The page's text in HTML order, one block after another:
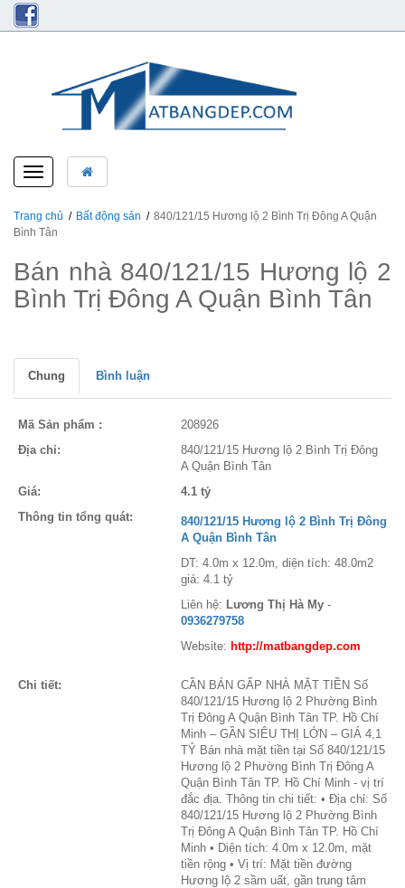
Toggle
navigation
Trang chủ Bất động sản
840/121/15 Hương lộ 2 Bình Trị Đông A Quận
Bình Tân
Bán nhà 840/121/15 Hương lộ 2
Bình Trị Đông A Quận Bình Tân
Chung Bình luận
Mã Sản phẩm :
208926
Địa chỉ:
840/121/15 Hương lộ 2 Bình Trị Đông
A Quận Bình Tân
Giá:
4.1 tỷ
Thông tin tổng quát:
840/121/15 Hương lộ 2 Bình Trị Đông
A Quận Bình Tân
DT: 4.0m x 12.0m, diện tích: 48.0m2
giá: 4.1 tỷ
Liên hệ: Lương Thị Hà My -
0936279758
Website: http://matbangdep.com
Chi tiết:
CẦN BÁN GẤP NHÀ MẶT TIỀN Số
840/121/15 Hương lộ 2 Phường Bình
Trị Đông A Quận Bình Tân TP. Hồ Chí
Minh – GẦN SIÊU THỊ LỚN – GIÁ 4,1
TỶ Bán nhà mặt tiền tại Số 840/121/15
Hương lộ 2 Phường Bình Trị Đông A
Quận Bình Tân TP. Hồ Chí Minh - vị trí
đắc địa. Thông tin chi tiết: • Địa chỉ: Số
840/121/15 Hương lộ 2 Phường Bình
Trị Đông A Quận Bình Tân TP. Hồ Chí
Minh • Diện tích: 4.0m x 12.0m, mặt
tiền rộng • Vị trí: Mặt tiền đường
Hương lộ 2 sầm uất, gần trung tâm